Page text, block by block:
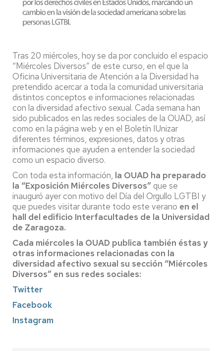
Tras 20 miércoles, hoy se da por concluido el espacio
“Miércoles Diversos” de este curso, en el que la
Oficina Universitaria de Atención a la Diversidad ha
pretendido acercar a toda la comunidad universitaria
distintos conceptos e informaciones relacionadas
con la diversidad afectivo sexual. Cada semana han
sido publicados en las redes sociales de la OUAD, así
como en la página web y en el Boletín IUnizar
diferentes términos, expresiones, datos y otras
informaciones que ayuden a entender la sociedad
como un espacio diverso.
Con toda esta información, la OUAD ha preparado
la “Exposición Miércoles Diversos”que se
inauguró ayer con motivo del Día del Orgullo LGTBI y
que puedes visitar durante todo este verano en el
hall del edificio Interfacultades de la Universidad
de Zaragoza.
Cada miércoles la OUAD publica también éstas y
otras informaciones relacionadas con la
diversidad afectivo sexual su sección “Miércoles
Diversos” en sus redes sociales:
Twitter
Facebook
Instagram